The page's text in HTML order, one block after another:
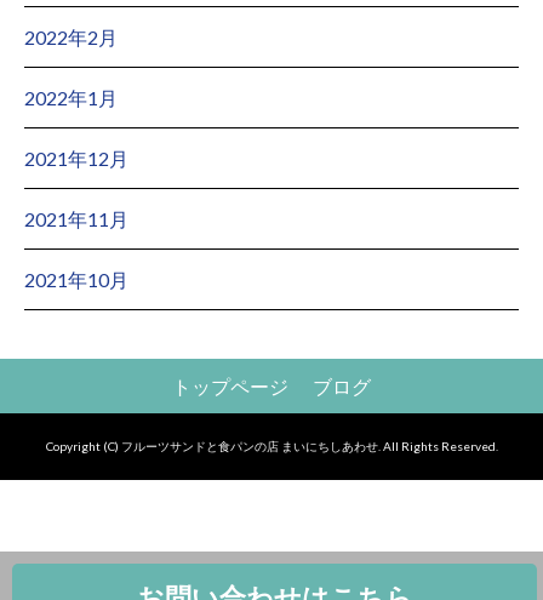
2022年2月
2022年1月
2021年12月
2021年11月
2021年10月
トップページ ブログ
Copyright (C) フルーツサンドと食パンの店 まいにちしあわせ. All Rights Reserved.